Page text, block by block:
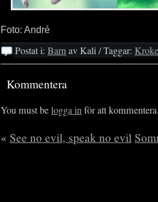
Foto: André
Postat i:Barnav Kali / Taggar:
Kommentera
You must belogga inför att
« See no evil, speak no evil